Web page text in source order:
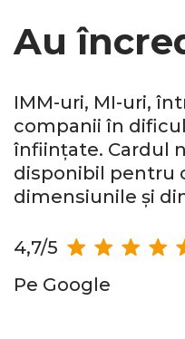
Au
IMM-uri, MI-uri,
companii în
înființate. Cardul
disponibil pentru
dimensiunile și
4,7/5
Pe Google